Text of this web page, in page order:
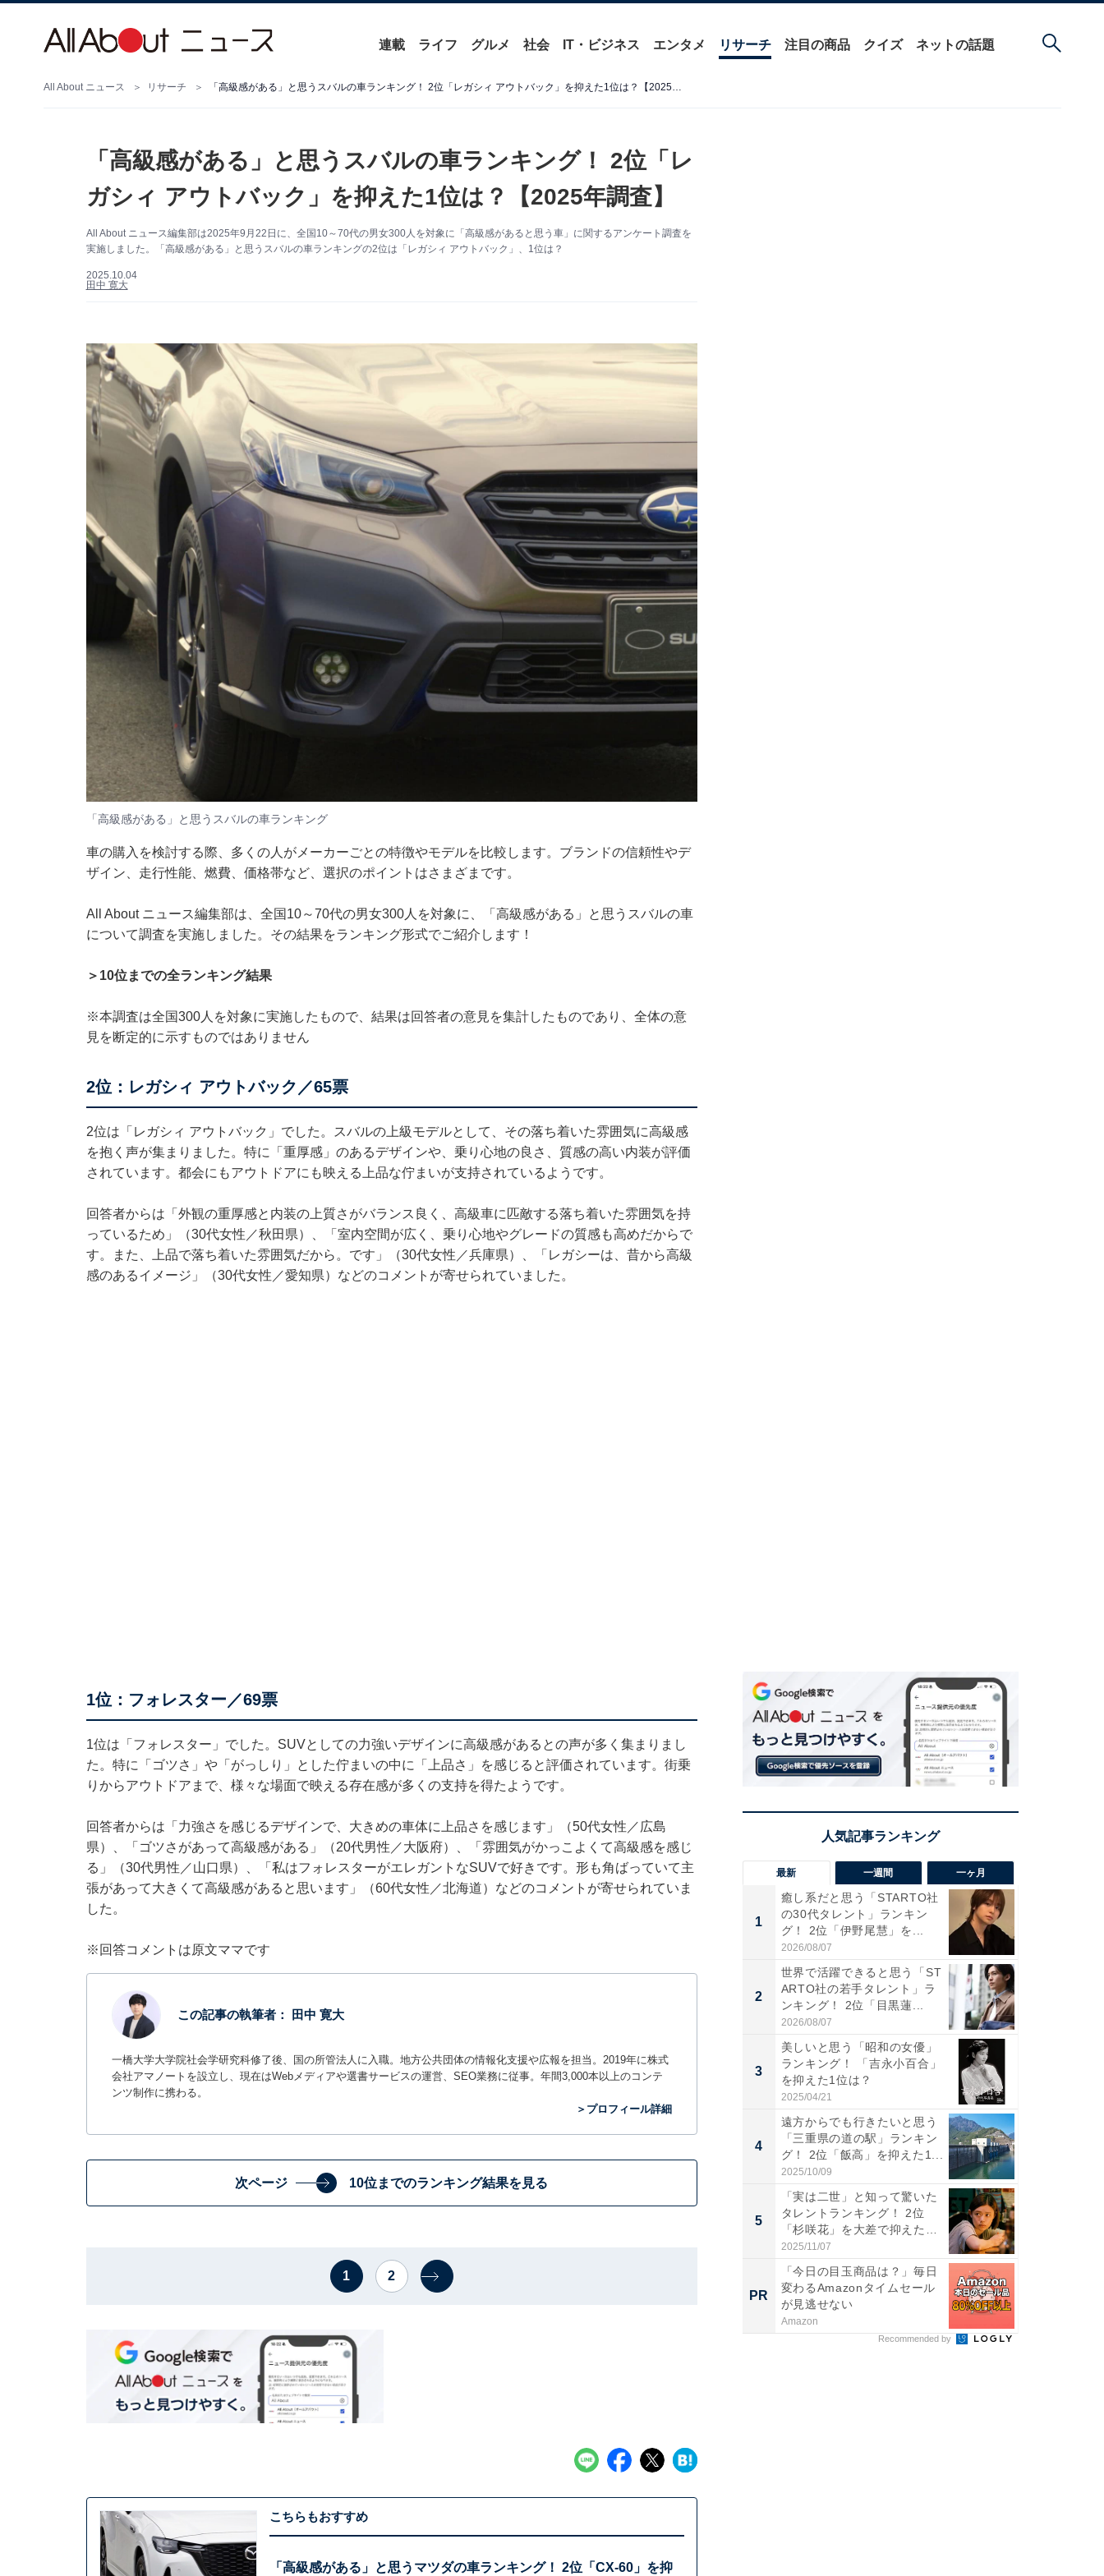
連載 ライフ グルメ 社会 IT・ビジネス エンタメ リサーチ 注目の商品 クイズ ネットの話題
All About ニュース リサーチ 「高級感がある」と思うスバルの車ランキング！ 2位「レガシィ アウトバック」を抑えた1位は？【2025年調査】
「高級感がある」と思うスバルの車ランキング！ 2位「レ
ガシィ アウトバック」を抑えた1位は？【2025年調査】
All About ニュース編集部は2025年9月22日に、全国10～70代の男女300人を対象に「高級感があると思う車」に関するアンケート調査を
実施しました。「高級感がある」と思うスバルの車ランキングの2位は「レガシィ アウトバック」、1位は？
2025.10.04
田中 寛大
「高級感がある」と思うスバルの車ランキング
車の購入を検討する際、多くの人がメーカーごとの特徴やモデルを比較します。ブランドの信頼性やデ
ザイン、走行性能、燃費、価格帯など、選択のポイントはさまざまです。
All About ニュース編集部は、全国10～70代の男女300人を対象に、「高級感がある」と思うスバルの車
について調査を実施しました。その結果をランキング形式でご紹介します！
＞10位までの全ランキング結果
※本調査は全国300人を対象に実施したもので、結果は回答者の意見を集計したものであり、全体の意
見を断定的に示すものではありません
2位：レガシィ アウトバック／65票
2位は「レガシィ アウトバック」でした。スバルの上級モデルとして、その落ち着いた雰囲気に高級感
を抱く声が集まりました。特に「重厚感」のあるデザインや、乗り心地の良さ、質感の高い内装が評価
されています。都会にもアウトドアにも映える上品な佇まいが支持されているようです。
回答者からは「外観の重厚感と内装の上質さがバランス良く、高級車に匹敵する落ち着いた雰囲気を持
っているため」（30代女性／秋田県）、「室内空間が広く、乗り心地やグレードの質感も高めだからで
す。また、上品で落ち着いた雰囲気だから。です」（30代女性／兵庫県）、「レガシーは、昔から高級
感のあるイメージ」（30代女性／愛知県）などのコメントが寄せられていました。
1位：フォレスター／69票
1位は「フォレスター」でした。SUVとしての力強いデザインに高級感があるとの声が多く集まりまし
た。特に「ゴツさ」や「がっしり」とした佇まいの中に「上品さ」を感じると評価されています。街乗
りからアウトドアまで、様々な場面で映える存在感が多くの支持を得たようです。
回答者からは「力強さを感じるデザインで、大きめの車体に上品さを感じます」（50代女性／広島
県）、「ゴツさがあって高級感がある」（20代男性／大阪府）、「雰囲気がかっこよくて高級感を感じ
る」（30代男性／山口県）、「私はフォレスターがエレガントなSUVで好きです。形も角ばっていて主
張があって大きくて高級感があると思います」（60代女性／北海道）などのコメントが寄せられていま
した。
※回答コメントは原文ママです
この記事の執筆者： 田中 寛大
一橋大学大学院社会学研究科修了後、国の所管法人に入職。地方公共団体の情報化支援や広報を担当。2019年に株式
会社アマノートを設立し、現在はWebメディアや選書サービスの運営、SEO業務に従事。年間3,000本以上のコンテ
ンツ制作に携わる。
＞プロフィール詳細
次ページ 10位までのランキング結果を見る
1 2
こちらもおすすめ
「高級感がある」と思うマツダの車ランキング！ 2位「CX-60」を抑
最新 一週間 一ヶ月
1
癒し系だと思う「STARTO社
の30代タレント」ランキン
グ！ 2位「伊野尾慧」を...
2026/08/07
2
世界で活躍できると思う「ST
ARTO社の若手タレント」ラ
ンキング！ 2位「目黒蓮...
2026/08/07
3
美しいと思う「昭和の女優」
ランキング！ 「吉永小百合」
を抑えた1位は？
2025/04/21
4
遠方からでも行きたいと思う
「三重県の道の駅」ランキン
グ！ 2位「飯高」を抑えた1...
2025/10/09
5
「実は二世」と知って驚いた
タレントランキング！ 2位
「杉咲花」を大差で抑えた1
位...
2025/11/07
PR
「今日の目玉商品は？」毎日
変わるAmazonタイムセール
が見逃せない
Amazon
Recommended by